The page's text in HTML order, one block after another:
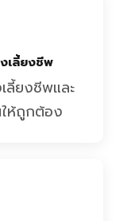
เลี้ยงชีพ
ลี้ยงชีพและ
ห้ถูกต้อง